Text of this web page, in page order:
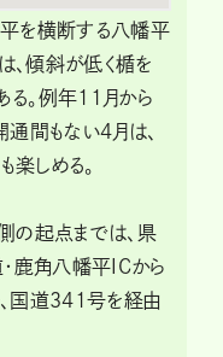
平を横断する八幡平
は、傾斜が低く楯を
。例年11月から
間もない4月は、
しめる。
の起点までは、県
鹿角八幡平ICから
国道341号を経由